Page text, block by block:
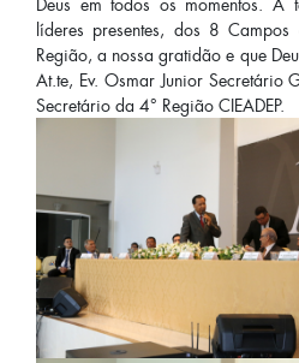
líderes presentes, dos 8
Região, a nossa gratidão e que
At.te, Ev. Osmar Junior Secretário
Secretário da 4° Região CIEADEP.